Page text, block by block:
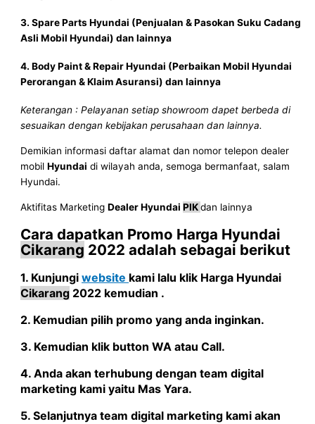
3. Spare PartsHyundai (Penjualan & Pasokan Suku Cadang
Asli MobilHyundai) dan lainnya
4. Body Paint & RepairHyundai (Perbaikan MobilHyundai
Perorangan & Klaim Asuransi) dan lainnya
Keterangan : Pelayanan setiap showroom dapet berbeda di
sesuaikan dengan kebijakan perusahaan dan lainnya.
Demikian informasi daftar alamat dan nomor telepon dealer
mobilHyundai di wilayah anda, semoga bermanfaat, salam
Hyundai.
Aktifitas MarketingDealer HyundaiPIKdan lainnya
Cara dapatkan Promo Harga Hyundai
Cikarang 2022 adalah sebagai berikut
1. Kunjungiwebsite kami lalu klik Harga Hyundai
Cikarang 2022 kemudian .
2. Kemudian pilih promo yang anda inginkan.
3. Kemudian klik button WA atau Call.
4. Anda akan terhubung dengan team digital
marketing kami yaitu Mas Yara.
5. Selanjutnya team digital marketing kami akan